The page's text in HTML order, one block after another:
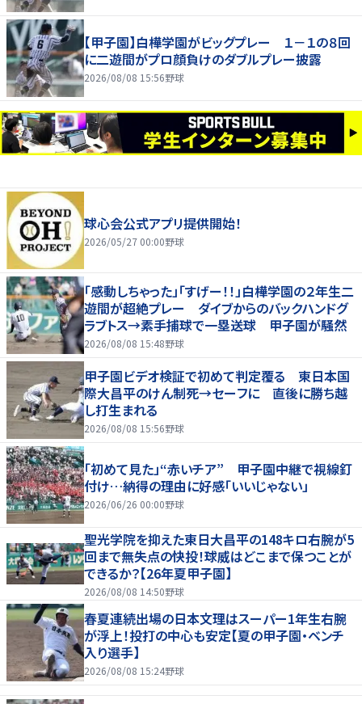
【甲子園】白樺学園がビッグプレー １－１の８回
に二遊間がプロ顔負けのダブルプレー披露
2026/08/08 15:56野球
球心会公式アプリ提供開始！
2026/05/27 00:00野球
「感動しちゃった」「すげー！！」白樺学園の２年生二
遊間が超絶プレー ダイブからのバックハンドグ
ラブトス→素手捕球で一塁送球 甲子園が騒然
2026/08/08 15:48野球
甲子園ビデオ検証で初めて判定覆る 東日本国
際大昌平のけん制死→セーフに 直後に勝ち越
し打生まれる
2026/08/08 15:56野球
「初めて見た」“赤いチア” 甲子園中継で視線釘
付け…納得の理由に好感「いいじゃない」
2026/06/26 00:00野球
聖光学院を抑えた東日大昌平の148キロ右腕が5
回まで無失点の快投！球威はどこまで保つことが
できるか？【26年夏甲子園】
2026/08/08 14:50野球
春夏連続出場の日本文理はスーパー1年生右腕
が浮上！投打の中心も安定【夏の甲子園・ベンチ
入り選手】
2026/08/08 15:24野球